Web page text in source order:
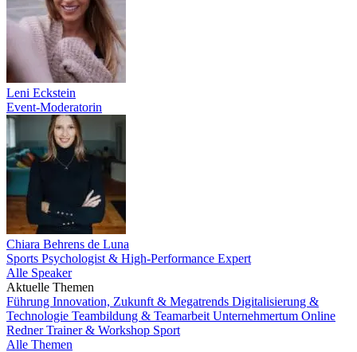
Leni Eckstein
Event-Moderatorin
Chiara Behrens de Luna
Sports Psychologist & High-Performance Expert
Alle Speaker
Aktuelle Themen
Führung Innovation, Zukunft & Megatrends Digitalisierung &
Technologie Teambildung & Teamarbeit Unternehmertum Online
RednerTrainer & Workshop Sport
Alle Themen